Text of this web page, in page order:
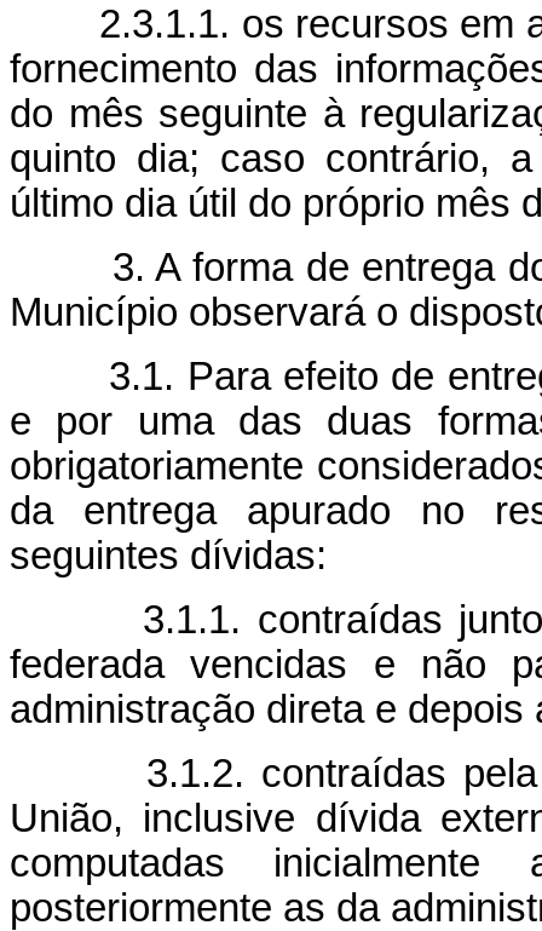
2.3.1.1. os recursos em
fornecimento das
do mês seguinte à
quinto dia; caso contrário,
último dia útil do próprio mês
3. A forma de entrega
Município observará o
3.1. Para efeito de
e por uma das duas
obrigatoriamente
da entrega apurado no
seguintes dívidas:
3.1.1. contraídas junto
federada vencidas e não
administração direta e
3.1.2. contraídas pela
União, inclusive dívida
computadas
posteriormente as da